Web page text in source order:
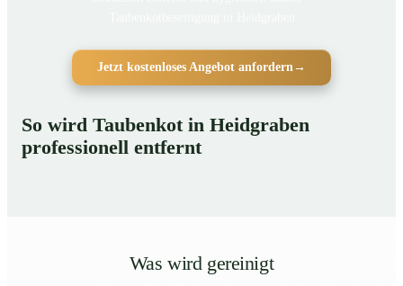
Jetzt kostenloses Angebot anfordern→
So wird Taubenkot in Heidgraben
professionell entfernt
Was wird gereinigt